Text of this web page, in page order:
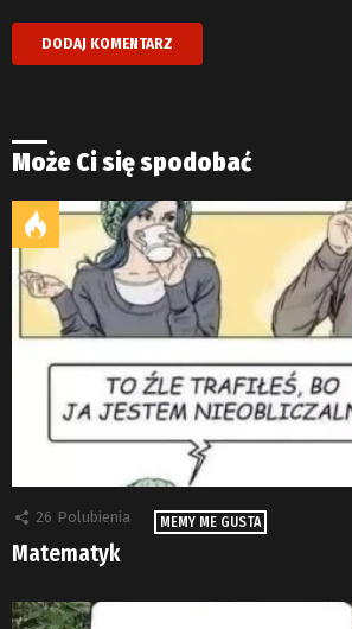
Może Ci się spodobać
26 Polubienia MEMY ME GUSTA
Matematyk